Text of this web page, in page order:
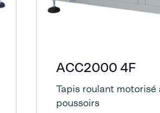
ACC2000 4F
Tapis roulant motorisé
poussoirs